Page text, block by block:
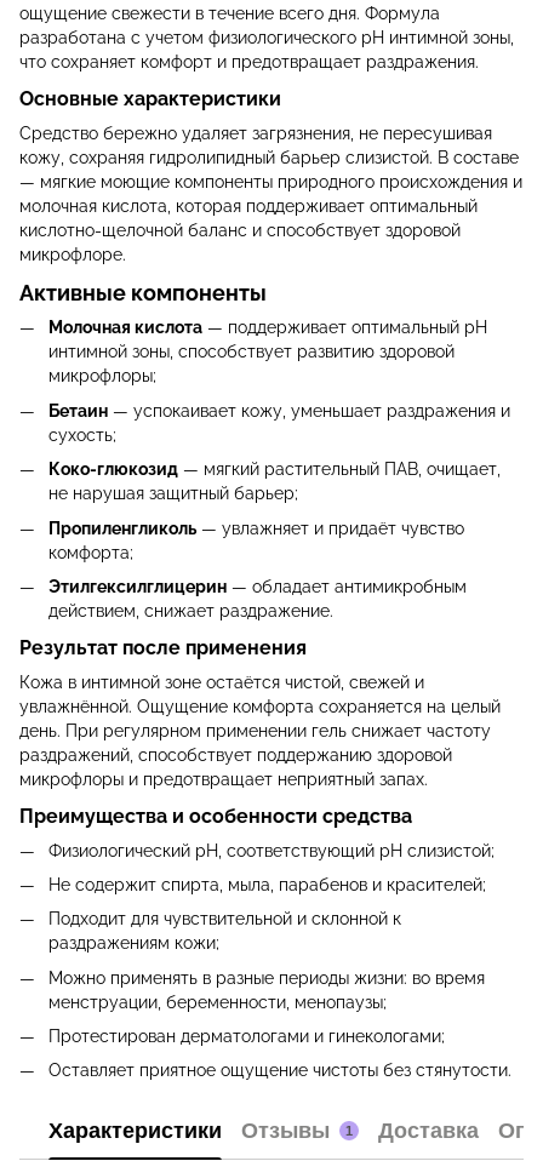
ощущение свежести в течение всего дня. Формула
разработана с учетом физиологического pH интимной зоны,
что сохраняет комфорт и предотвращает раздражения.
Основные характеристики
Средство бережно удаляет загрязнения, не пересушивая
кожу, сохраняя гидролипидный барьер слизистой. В составе
— мягкие моющие компоненты природного происхождения и
молочная кислота, которая поддерживает оптимальный
кислотно-щелочной баланс и способствует здоровой
микрофлоре.
Активные компоненты
Молочная кислота — поддерживает оптимальный pH
интимной зоны, способствует развитию здоровой
микрофлоры;
Бетаин — успокаивает кожу, уменьшает раздражения и
сухость;
Коко-глюкозид — мягкий растительный ПАВ, очищает,
не нарушая защитный барьер;
Пропиленгликоль — увлажняет и придаёт чувство
комфорта;
Этилгексилглицерин — обладает антимикробным
действием, снижает раздражение.
Результат после применения
Кожа в интимной зоне остаётся чистой, свежей и
увлажнённой. Ощущение комфорта сохраняется на целый
день. При регулярном применении гель снижает частоту
раздражений, способствует поддержанию здоровой
микрофлоры и предотвращает неприятный запах.
Преимущества и особенности средства
Физиологический pH, соответствующий pH слизистой;
Не содержит спирта, мыла, парабенов и красителей;
Подходит для чувствительной и склонной к
раздражениям кожи;
Можно применять в разные периоды жизни: во время
менструации, беременности, менопаузы;
Протестирован дерматологами и гинекологами;
Оставляет приятное ощущение чистоты без стянутости.
Характеристики Отзывы 1 Доставка